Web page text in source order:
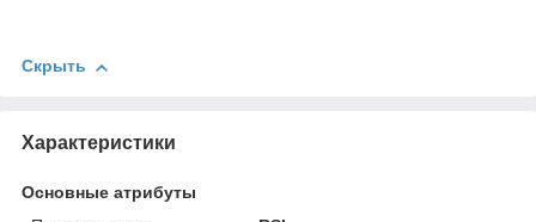
Скрыть
Характеристики
Основные атрибуты